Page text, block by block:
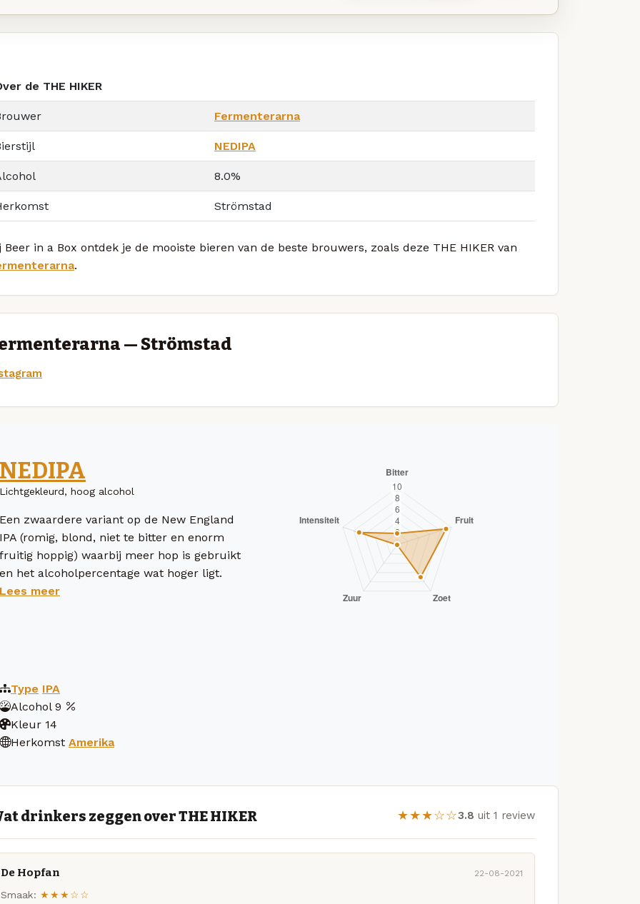
de THE HIKER
Fermenterarna
NEDIPA
8.0%
Strömstad
Beer in a Box ontdek je de mooiste bieren van de beste brouwers, zoals deze THE HIKER van
.
— Strömstad
NEDIPA
Lichtgekleurd, hoog alcohol
Een zwaardere variant op de New England
IPA (romig, blond, niet te bitter en enorm
fruitig hoppig) waarbij meer hop is gebruikt
en het alcoholpercentage wat hoger ligt.
Lees meer
Type IPA
Alcohol 9
Kleur 14
Herkomst Amerika
drinkers zeggen over THE HIKER ★★★☆☆3.8 uit 1 review
De Hopfan 22-08-2021
Smaak: ★★★☆☆